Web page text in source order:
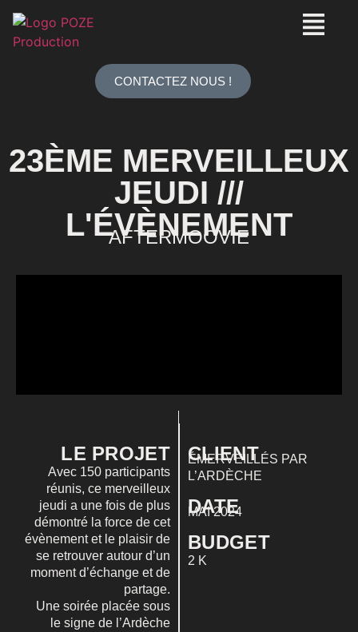
CONTACTEZ NOUS !
23ÈME MERVEILLEUX
JEUDI ///
L'ÉVÈNEMENT
AFTERMOOVIE
LE PROJET
Avec 150 participants
réunis, ce merveilleux
jeudi a une fois de plus
démontré la force de cet
évènement et le plaisir de
se retrouver autour d’un
moment d’échange et de
partage.
Une soirée placée sous
le signe de l’Ardèche
CLIENT
ÉMERVEILLÉS PAR
L’ARDÈCHE
DATE
MAI 2024
BUDGET
2 K